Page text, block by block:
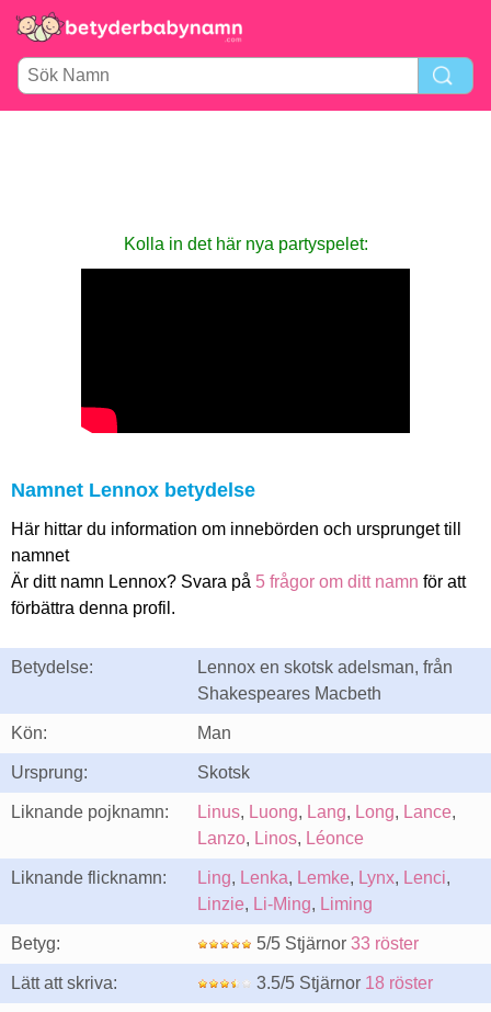
Kolla in det här nya party­spelet:
Namnet Lennox betydelse
Här hittar du information om innebörden och ursprunget till
namnet
Är ditt namn Lennox? Svara på 5 frågor om ditt namn för att
förbättra denna profil.
Betydelse:
Lennox en skotsk adelsman, från
Shakespeares Macbeth
Kön: Man
Ursprung: Skotsk
Liknande pojknamn: Linus, Luong, Lang, Long, Lance,
Lanzo, Linos, Léonce
Liknande flicknamn: Ling, Lenka, Lemke, Lynx, Lenci,
Linzie, Li-Ming, Liming
Betyg: 5/5 Stjärnor 33 röster
Lätt att skriva: 3.5/5 Stjärnor 18 röster